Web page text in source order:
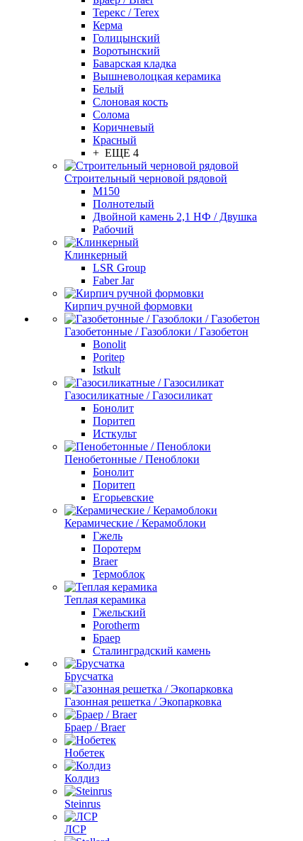
Терекс / Terex
Керма
Голицынский
Воротынский
Баварская кладка
Вышневолоцкая керамика
Белый
Слоновая кость
Солома
Коричневый
Красный
+ ЕЩЕ 4
Строительный черновой рядовой
М150
Полнотелый
Двойной камень 2,1 НФ / Двушка
Рабочий
Клинкерный
LSR Group
Faber Jar
Кирпич ручной формовки
Газобетонные / Газоблоки / Газобетон
Bonolit
Poritep
Istkult
Газосиликатные / Газосиликат
Бонолит
Поритеп
Исткульт
Пенобетонные / Пеноблоки
Бонолит
Поритеп
Егорьевские
Керамические / Керамоблоки
Гжель
Поротерм
Braer
Термоблок
Теплая керамика
Гжельский
Porotherm
Браер
Сталинградский камень
Брусчатка
Газонная решетка / Экопарковка
Браер / Braer
Нобетек
Колдиз
Steinrus
ЛСР